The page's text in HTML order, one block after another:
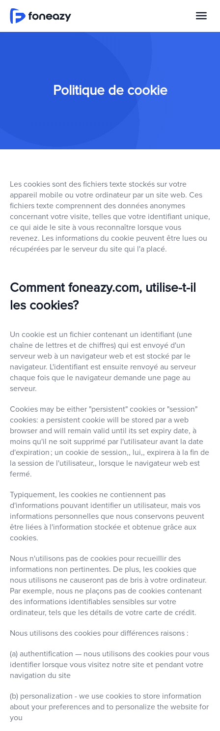
Politique de cookie
Les cookies sont des fichiers texte stockés sur votre
appareil mobile ou votre ordinateur par un site web. Ces
fichiers texte comprennent des données anonymes
concernant votre visite, telles que votre identifiant unique,
ce qui aide le site à vous reconnaître lorsque vous
revenez. Les informations du cookie peuvent être lues ou
récupérées par le serveur du site qui l'a placé.
Comment foneazy.com, utilise-t-il
les cookies?
Un cookie est un fichier contenant un identifiant (une
chaîne de lettres et de chiffres) qui est envoyé d'un
serveur web à un navigateur web et est stocké par le
navigateur. L'identifiant est ensuite renvoyé au serveur
chaque fois que le navigateur demande une page au
serveur.
Cookies may be either "persistent" cookies or "session"
cookies: a persistent cookie will be stored par a web
browser and will remain valid until its set expiry date, à
moins qu'il ne soit supprimé par l'utilisateur avant la date
d'expiration ; un cookie de session,, lui,, expirera à la fin de
la session de l'utilisateur,, lorsque le navigateur web est
fermé.
Typiquement, les cookies ne contiennent pas
d'informations pouvant identifier un utilisateur, mais vos
informations personnelles que nous conservons peuvent
être liées à l'information stockée et obtenue grâce aux
cookies.
Nous n'utilisons pas de cookies pour recueillir des
informations non pertinentes. De plus, les cookies que
nous utilisons ne causeront pas de bris à votre ordinateur.
Par exemple, nous ne plaçons pas de cookies contenant
des informations identifiables sensibles sur votre
ordinateur, tels que les détails de votre carte de crédit.
Nous utilisons des cookies pour différences raisons :
(a) authentification — nous utilisons des cookies pour vous
identifier lorsque vous visitez notre site et pendant votre
navigation du site
(b) personalization - we use cookies to store information
about your preferences and to personalize the website for
you